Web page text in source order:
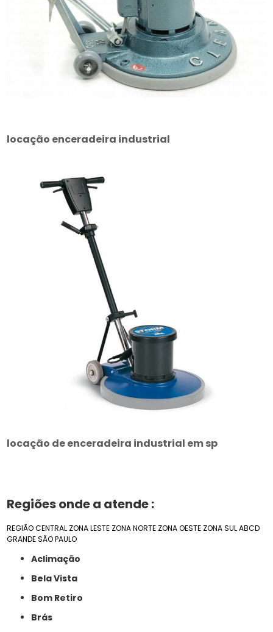
locação enceradeira industrial
locação de enceradeira industrial em sp
Regiões onde a atende :
REGIÃO CENTRAL ZONA LESTE ZONA NORTE ZONA OESTE ZONA SULABCD
GRANDE SÃO PAULO
Aclimação
Bela Vista
Bom Retiro
Brás